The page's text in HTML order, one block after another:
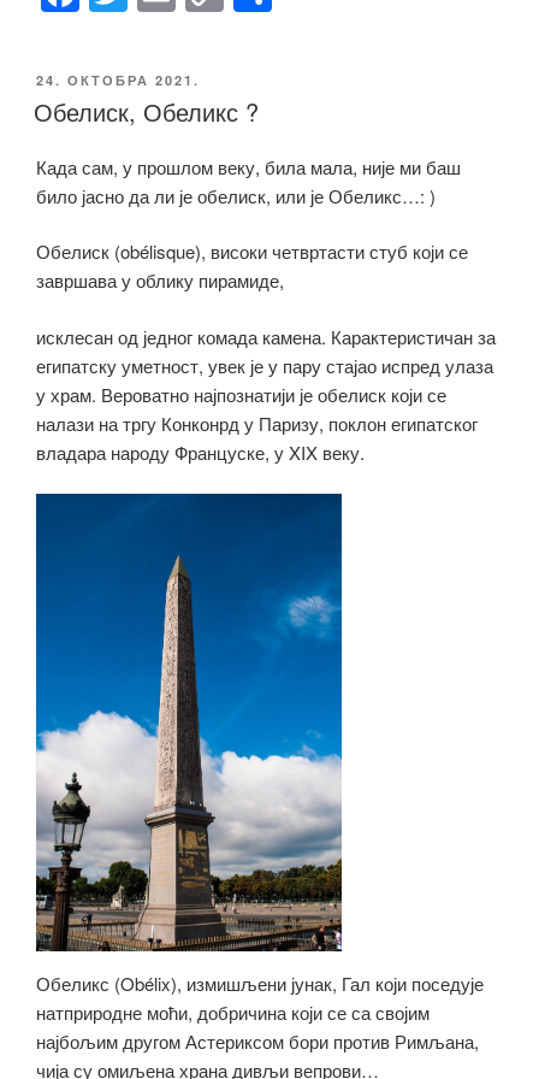
a
c
e
o
o
k
wi
tt
er
m
ail
o
y
n
ОБЈАВЉЕНО
24. ОКТОБРА 2021.
Обелиск, Обеликс ?
Када сам, у прошлом веку, била мала, није ми баш
било јасно да ли је обелиск, или је Обеликс…: )
Обелиск (obélisque), високи четвртасти стуб који се
завршава у облику пирамиде,
исклесан од једног комада камена. Карактеристичан за
египатску уметност, увек је у пару стајао испред улаза
у храм. Вероватно најпознатији је обелиск који се
налази на тргу Конконрд у Паризу, поклон египатског
владара народу Француске, у XIX веку.
Обеликс (Obélix), измишљени јунак, Гал који поседује
натприродне моћи, добричина који се са својим
најбољим другом Астериксом бори против Римљана,
чија су омиљена храна дивљи вепрови…